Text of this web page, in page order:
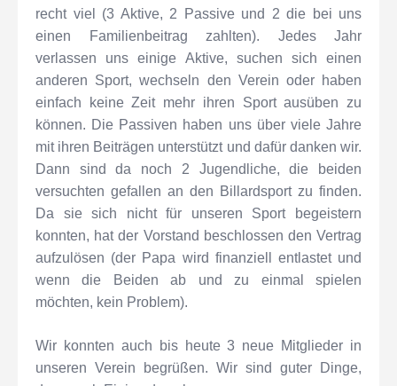
recht viel (3 Aktive, 2 Passive und 2 die bei uns
einen Familienbeitrag zahlten). Jedes Jahr
verlassen uns einige Aktive, suchen sich einen
anderen Sport, wechseln den Verein oder haben
einfach keine Zeit mehr ihren Sport ausüben zu
können. Die Passiven haben uns über viele Jahre
mit ihren Beiträgen unterstützt und dafür danken wir.
Dann sind da noch 2 Jugendliche, die beiden
versuchten gefallen an den Billardsport zu finden.
Da sie sich nicht für unseren Sport begeistern
konnten, hat der Vorstand beschlossen den Vertrag
aufzulösen (der Papa wird finanziell entlastet und
wenn die Beiden ab und zu einmal spielen
möchten, kein Problem).
Wir konnten auch bis heute 3 neue Mitglieder in
unseren Verein begrüßen. Wir sind guter Dinge,